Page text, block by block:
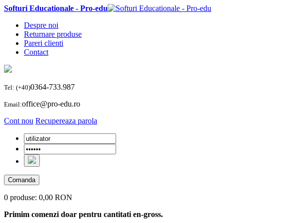
Softuri Educationale - Pro-edu
Despre noi
Returnare produse
Pareri clienti
Contact
Tel: (+40)0364-733.987
Email:office@pro-edu.ro
Cont nou Recupereaza parola
Comanda
0 produse: 0,00 RON
Primim comenzi doar pentru cantitati en-gross.